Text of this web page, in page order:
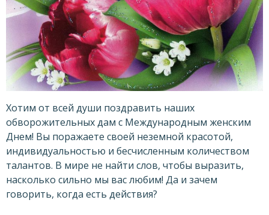
Хотим от всей души поздравить наших
обворожительных дам с Международным женским
Днем! Вы поражаете своей неземной красотой,
индивидуальностью и бесчисленным количеством
талантов. В мире не найти слов, чтобы выразить,
насколько сильно мы вас любим! Да и зачем
говорить, когда есть действия?